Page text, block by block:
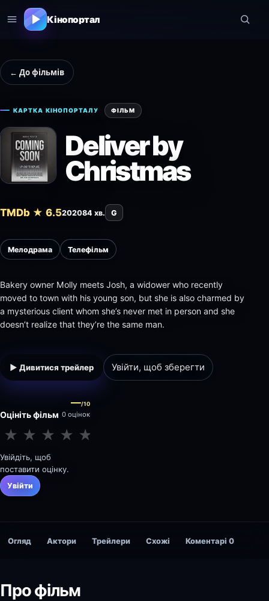
Кінопортал
← До фільмів
КАРТКА КІНОПОРТАЛУ ФІЛЬМ
Deliver by
Christmas
TMDb ★ 6.5202084 хв. G
Мелодрама Телефільм
Bakery owner Molly meets Josh, a widower who recently
moved to town with his young son, but she is also charmed by
a mysterious client whom she’s never met in person and she
doesn’t realize that they’re the same man.
▶ Дивитися трейлер Увійти, щоб зберегти
Оцініть фільм
—/10
0 оцінок
★ ★ ★ ★ ★
Увійдіть, щоб
поставити оцінку.
Увійти
Огляд Актори Трейлери Схожі Коментарі 0
Про фільм